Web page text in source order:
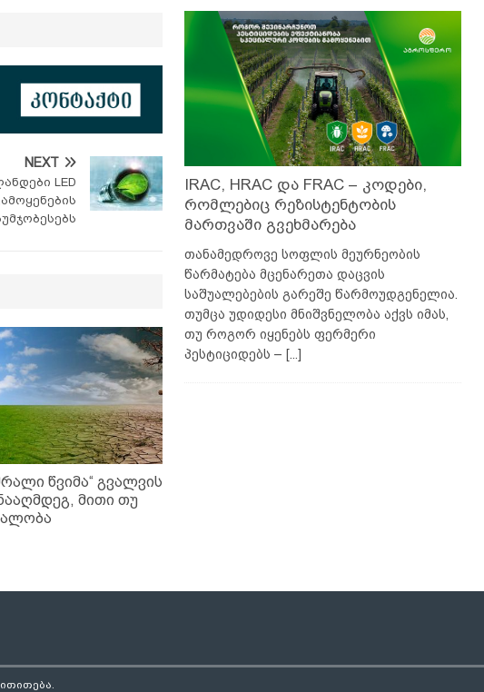
NEXT
LED
წვიმა“ გვალვის
მითი თუ
IRAC, HRAC და FRAC – კოდები,
რომლებიც რეზისტენტობის
მართვაში გვეხმარება
თანამედროვე სოფლის მეურნეობის
წარმატება მცენარეთა დაცვის
საშუალებების გარეშე წარმოუდგენელია.
თუმცა უდიდესი მნიშვნელობა აქვს იმას,
თუ როგორ იყენებს ფერმერი
პესტიციდებს – [...]